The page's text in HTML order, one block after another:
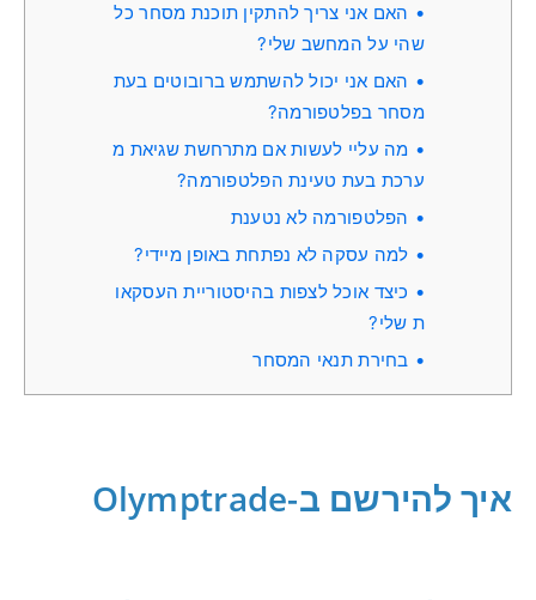
האם אני צריך להתקין תוכנת מסחר כל
שהי על המחשב שלי?
האם אני יכול להשתמש ברובוטים בעת
מסחר בפלטפורמה?
מה עליי לעשות אם מתרחשת שגיאת מ
ערכת בעת טעינת הפלטפורמה?
הפלטפורמה לא נטענת
למה עסקה לא נפתחת באופן מיידי?
כיצד אוכל לצפות בהיסטוריית העסקאו
ת שלי?
בחירת תנאי המסחר
איך להירשם ב-Olymptrade